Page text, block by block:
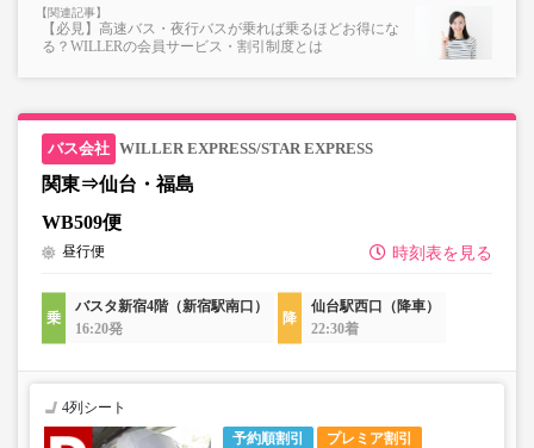
【必見】高速バス・夜行バスが乗れば乗るほどお得にな
る？WILLERの会員サービス・割引制度とは
WILLER EXPRESS/STAR EXPRESS
関東⇒仙台・福島
WB509便
時刻表を見る
昼行便
バスタ新宿4階（新宿駅南口）
16:20発
仙台駅西口（降車）
22:30着
予約順割引 プレミア割引
4列シート